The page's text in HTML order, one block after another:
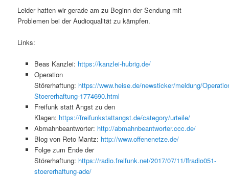
Leider hatten wir gerade am zu Beginn der Sendung mit
Problemen bei der Audioqualität zu kämpfen.
Links:
Beas Kanzlei: https://kanzlei-hubrig.de/
Operation
Störerhaftung: https://www.heise.de/newsticker/meldung/
Stoererhaftung-1774690.html
Freifunk statt Angst zu den
Klagen: https://freifunkstattangst.de/category/urteile/
Abmahnbeantworter: http://abmahnbeantworter.ccc.de/
Blog von Reto Mantz: http://www.offenenetze.de/
Folge zum Ende der
Störerhaftung: https://radio.freifunk.net/2017/07/11/ffradio051-
stoererhaftung-ade/